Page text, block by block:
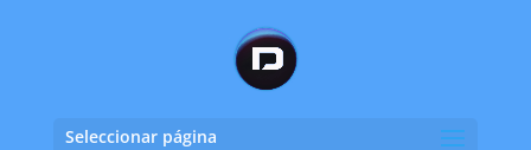
Seleccionar página